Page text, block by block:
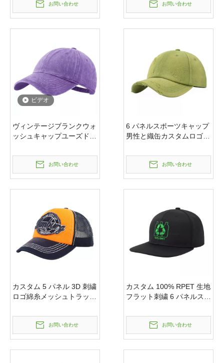
お問い合わせ
子刺繍野球スポーツキャッ
プ
お問い合わせ
ビデオ
ヴィンテージブランクウォ
ッシュキャップユーズド加
可能なお父さん帽子女性と
男性のための印刷や刺繍が
可能
お問い合わせ
6 パネルスポーツキャップ
男性と織缶カスタムロゴヴ
なブランクコットンベース
ボールキャップユーズド加
工ウォッシュお父さん帽子
お問い合わせ
カスタム 5 パネル 3D 刺繍
ロゴ綿糸メッシュトラッカ
ん帽子カスタマイズされた
ロゴメッシュ帽子
お問い合わせ
カスタム 100% RPET 生地
フラット刺繍 6 パネルスナ
性と男性ユニセックス
お問い合わせ